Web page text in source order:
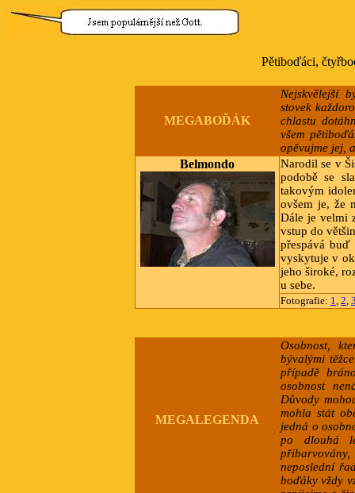
Pětiboďáci,
MEGABOĎÁK
Nejskvělejší
stovek
chlastu
všem
opěvujme jej,
Belmondo
Narodil se v
podobě se
takovým
ovšem je, že
Dále je velmi
vstup do
přespává buď
vyskytuje v
jeho široké,
u sebe.
Fotografie: 1, 2,
MEGALEGENDA
Osobnost,
bývalými
případě
osobnost
Důvody
mohla stát
jedná o
po dlouhá
neposlední
boďáky vždy